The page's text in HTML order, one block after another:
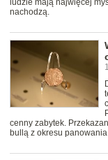
ludzie mają najwięcej
nachodzą.
cenny zabytek.
bullą z okresu